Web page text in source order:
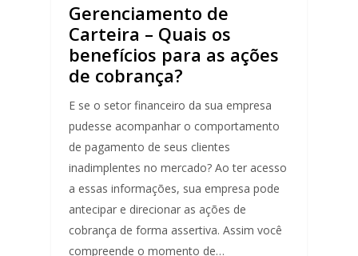
Gerenciamento de
Carteira – Quais os
benefícios para as ações
de cobrança?
E se o setor financeiro da sua empresa
pudesse acompanhar o comportamento
de pagamento de seus clientes
inadimplentes no mercado? Ao ter acesso
a essas informações, sua empresa pode
antecipar e direcionar as ações de
cobrança de forma assertiva. Assim você
compreende o momento de…